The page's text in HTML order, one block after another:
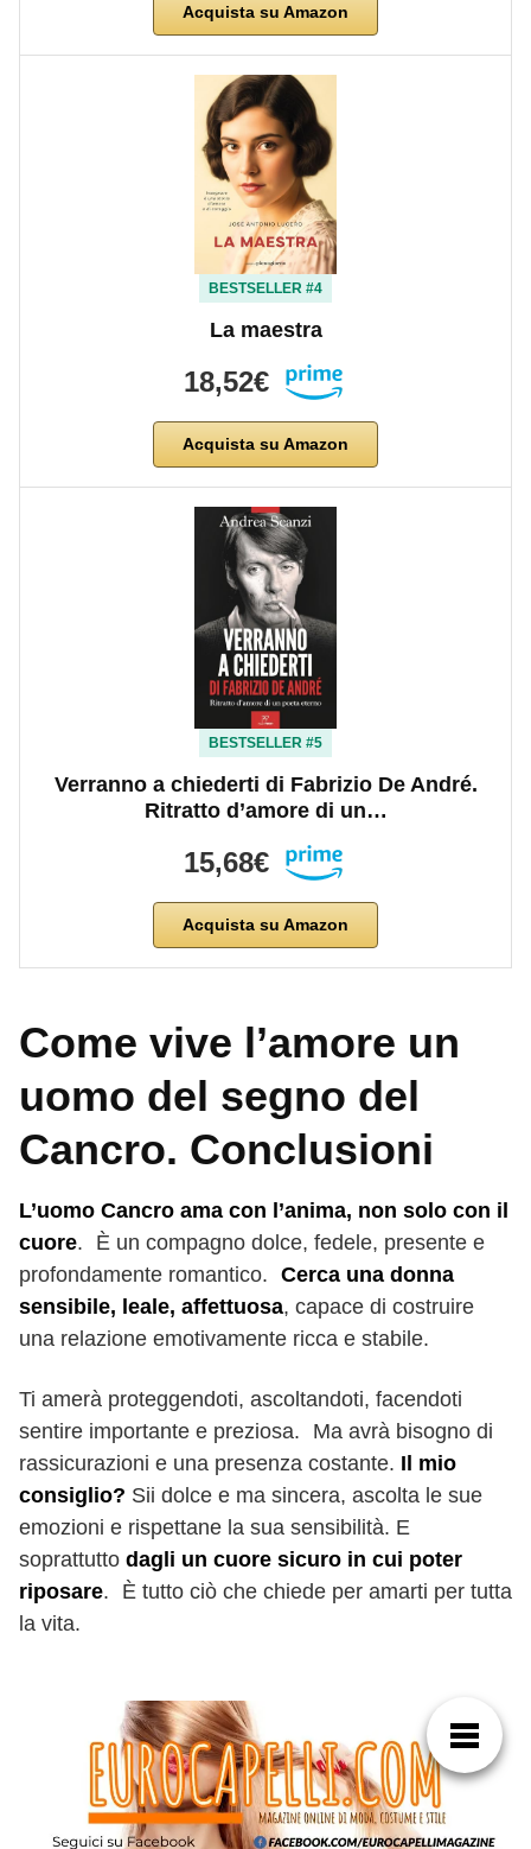
Acquista su Amazon
BESTSELLER #4
La maestra
18,52€
Acquista su Amazon
BESTSELLER #5
Verranno a chiederti di Fabrizio De André.
Ritratto d’amore di un…
15,68€
Acquista su Amazon
Come vive l’amore un
uomo del segno del
Cancro. Conclusioni
L’uomo Cancro ama con l’anima, non solo con il
cuore. È un compagno dolce, fedele, presente e
profondamente romantico. Cerca una donna
sensibile, leale, affettuosa, capace di costruire
una relazione emotivamente ricca e stabile.
Ti amerà proteggendoti, ascoltandoti, facendoti
sentire importante e preziosa. Ma avrà bisogno di
rassicurazioni e una presenza costante. Il mio
consiglio? Sii dolce e ma sincera, ascolta le sue
emozioni e rispettane la sua sensibilità. E
soprattutto dagli un cuore sicuro in cui poter
riposare. È tutto ciò che chiede per amarti per tutta
la vita.